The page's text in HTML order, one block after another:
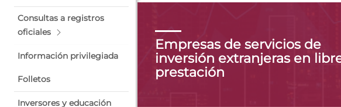
Consultas a registros
oficiales
Información privilegiada
Folletos
Inversores y educación
Empresas de servicios de
inversión extranjeras en
prestación